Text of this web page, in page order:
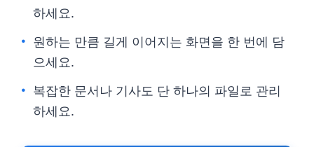
하세요.
원하는 만큼 길게 이어지는 화면을 한 번에 담
으세요.
복잡한 문서나 기사도 단 하나의 파일로 관리
하세요.